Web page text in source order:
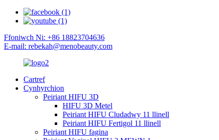
Ffoniwch Ni: +86 18823704636
E-mail: rebekah@menobeauty.com
Cartref
Cynhyrchion
Peiriant HIFU 3D
HIFU 3D Metel
Peiriant HIFU Cludadwy 11 llinell
Peiriant HIFU Fertigol 11 llinell
Peiriant HIFU fagina